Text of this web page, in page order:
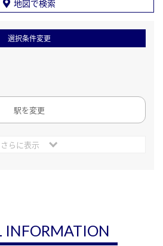
地図で検索
選択条件変更
駅を変更
さらに表示
INFORMATION